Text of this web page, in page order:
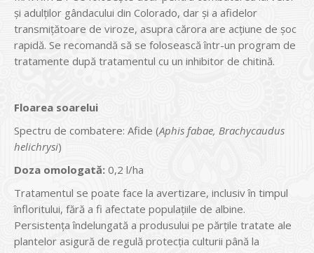
şi adulţilor gândacului din Colorado, dar şi a afidelor
transmiţătoare de viroze, asupra cărora are acţiune de şoc
rapidă. Se recomandă să se folosească într-un program de
tratamente după tratamentul cu un inhibitor de chitină.
Floarea soarelui
Spectru de combatere: Afide (Aphis fabae, Brachycaudus
helichrysi)
Doza omologată: 0,2 l/ha
Tratamentul se poate face la avertizare, inclusiv în timpul
înfloritului, fără a fi afectate populaţiile de albine.
Persistenţa îndelungată a produsului pe părţile tratate ale
plantelor asigură de regulă protecţia culturii până la